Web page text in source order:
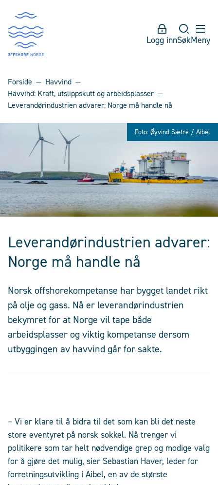
Logg innSøkMeny
Forside
Havvind
Havvind: Kraft, utslippskutt og arbeidsplasser
Leverandørindustrien advarer: Norge må handle nå
Foto: Øyvind Sætre / Aibel
Leverandørindustrien advarer:
Norge må handle nå
Norsk offshorekompetanse har bygget landet rikt
på olje og gass. Nå er leverandørindustrien
bekymret for at Norge vil tape både
arbeidsplasser og viktig kompetanse dersom
utbyggingen av havvind går for sakte.
– Vi er klare til å bidra til det som kan bli det neste
store eventyret på norsk sokkel. Nå trenger vi
politikere som tar helt nødvendige grep og modige valg
for å gjøre det mulig, sier Sebastian Haver, leder for
forretningsutvikling i Aibel, en av de største